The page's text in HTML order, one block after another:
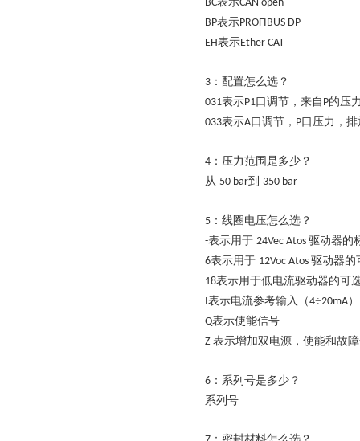
BC
CAN open
BP表示PROFIBUS DP
EH表示Ether CAT
3 ：配置怎么选？
031表示P1口调节，来自 P的压
033表示A口调节， P口压力，
4 ：压力范围是多少？
从 50 bar到 350 bar
5 ：线圈电压怎么选？
-表示用于 24Vec Atos 驱动器的
6表示用于 12Voc Atos 驱动器的
18表示用于低电流驱动器的可
I表示电流参考输入（4÷20mA）
Q表示使能信号
Z 表示增加双电源，使能和故
6 ：系列号是多少？
系列号